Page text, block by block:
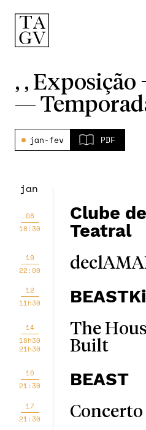
, , Exposição
—
jan-fev PDF
jan
08
18:30
Clube
Teatral
10
22:00
12
11h30
14
18h30
21h30
The
Built
16
21:30
BEAST
17
21:30
Concerto